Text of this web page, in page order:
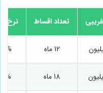
تعداد اقساط نرخ
12 ماه 18%
18 ماه 16%